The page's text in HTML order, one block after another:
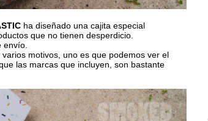
ha diseñado una cajita especial
que no tienen desperdicio.
motivos, uno es que podemos ver el
las marcas que incluyen, son bastante